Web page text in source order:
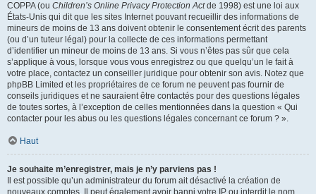
COPPA (ou Children’s Online Privacy Protection Actde 1998) est une loi aux
États-Unis qui dit que les sites Internet pouvant recueillir des informations de
mineurs de moins de 13 ans doivent obtenir le consentement écrit des parents
(ou d’un tuteur légal) pour la collecte de ces informations permettant
d’identifier un mineur de moins de 13 ans. Si vous n’êtes pas sûr que cela
s’applique à vous, lorsque vous vous enregistrez ou que quelqu’un le fait à
votre place, contactez un conseiller juridique pour obtenir son avis. Notez que
phpBB Limited et les propriétaires de ce forum ne peuvent pas fournir de
conseils juridiques et ne sauraient être contactés pour des questions légales
de toutes sortes, à l’exception de celles mentionnées dans la question « Qui
contacter pour les abus ou les questions légales concernant ce forum ? ».
Haut
Je souhaite m’enregistrer, mais je n’y parviens pas !
Il est possible qu’un administrateur du forum ait désactivé la création de
nouveaux comptes. Il peut également avoir banni votre IP ou interdit le nom